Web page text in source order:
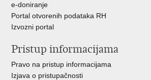
e-doniranje
Portal otvorenih podataka RH
Izvozni portal
Pristup informacijama
Pravo na pristup informacijama
Izjava o pristupačnosti